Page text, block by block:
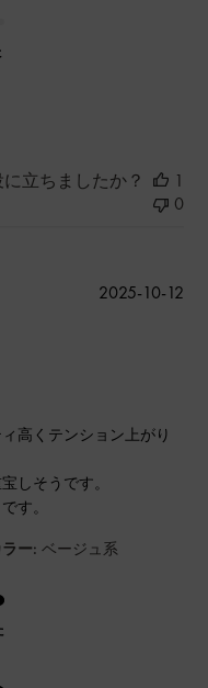
立ちましたか？
1
0
高くテンション上がり
しそうです。
す。
ラー: ベージュ系
公
2025-10-12